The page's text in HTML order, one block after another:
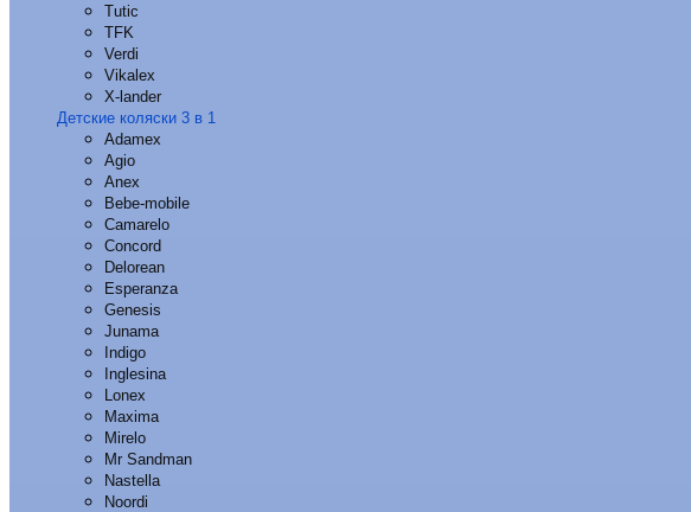
Tutic
TFK
Verdi
Vikalex
X-lander
Детские коляски 3 в 1
Adamex
Agio
Anex
Bebe-mobile
Camarelo
Concord
Delorean
Esperanza
Genesis
Junama
Indigo
Inglesina
Lonex
Maxima
Mirelo
Mr Sandman
Nastella
Noordi